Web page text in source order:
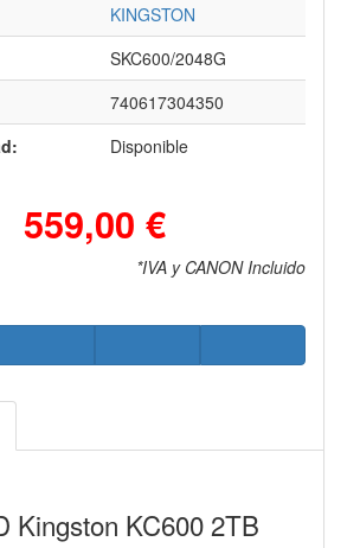
KINGSTON
SKC600/2048G
740617304350
Disponible
559,00 €
*IVA y CANON Incluido
Kingston KC600 2TB